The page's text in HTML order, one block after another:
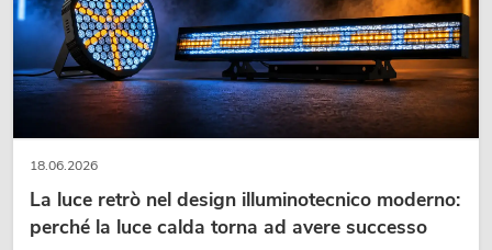
18.06.2026
La luce retrò nel design illuminotecnico moderno:
perché la luce calda torna ad avere successo